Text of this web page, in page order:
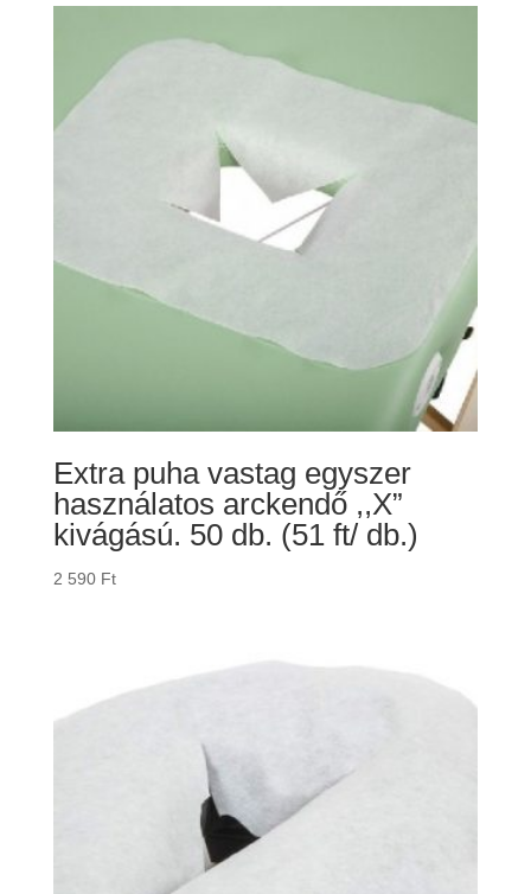
Extra puha vastag egyszer
használatos arckendő ,,X”
kivágású. 50 db. (51 ft/ db.)
2 590 Ft